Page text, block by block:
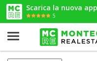
Scarica la nuova
5